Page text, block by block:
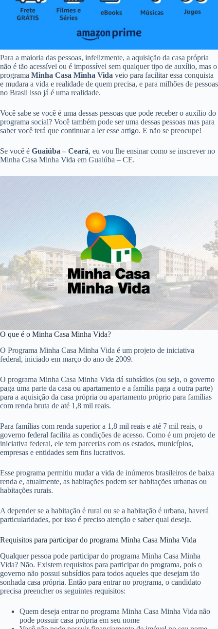
Para a maioria das pessoas, infelizmente, a aquisição da casa própria
não é tão acessível ou é impossível sem qualquer tipo de auxílio, mas o
programa Minha Casa Minha Vida veio para facilitar essa conquista
e mudara a vida e realidade de quem precisa, e para milhões de pessoas
no Brasil isso já é uma realidade.
Você sabe se você é uma dessas pessoas que pode receber o auxílio do
programa social? Você também pode ser uma dessas pessoas mas para
saber você terá que continuar a ler esse artigo. E não se preocupe!
Se você é Guaiúba – Ceará, eu vou lhe ensinar como se inscrever no
Minha Casa Minha Vida em Guaiúba – CE.
O que é o Minha Casa Minha Vida?
O Programa Minha Casa Minha Vida é um projeto de iniciativa
federal, iniciado em março do ano de 2009.
O programa Minha Casa Minha Vida dá subsídios (ou seja, o governo
paga uma parte da casa ou apartamento e a família paga a outra parte)
para a aquisição da casa própria ou apartamento próprio para famílias
com renda bruta de até 1,8 mil reais.
Para famílias com renda superior a 1,8 mil reais e até 7 mil reais, o
governo federal facilita as condições de acesso. Como é um projeto de
iniciativa federal, ele tem parcerias com os estados, municípios,
empresas e entidades sem fins lucrativos.
Esse programa permitiu mudar a vida de inúmeros brasileiros de baixa
renda e, atualmente, as habitações podem ser habitações urbanas ou
habitações rurais.
A depender se a habitação é rural ou se a habitação é urbana, haverá
particularidades, por isso é preciso atenção e saber qual deseja.
Requisitos para participar do programa Minha Casa Minha Vida
Qualquer pessoa pode participar do programa Minha Casa Minha
Vida? Não. Existem requisitos para participar do programa, pois o
governo não possui subsídios para todos aqueles que desejam tão
sonhada casa própria. Então para entrar no programa, o candidato
precisa preencher os seguintes requisitos:
Quem deseja entrar no programa Minha Casa Minha Vida não
pode possuir casa própria em seu nome